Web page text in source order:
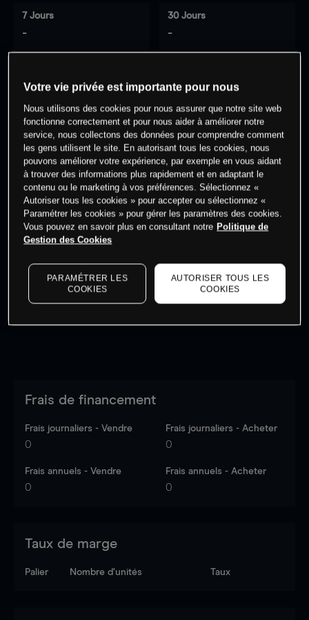
7 Jours
-
30 Jours
-
0% des clients ont une position à
cet actif
Commencez à trader
Les prix sont indicatifs.
dernières données du marché.Log into see latest
market data
Frais de financement
Frais journaliers - Vendre
0
Frais journaliers - Acheter
0
Frais annuels - Vendre
0
Frais annuels - Acheter
0
Taux de marge
Palier Nombre d’unités Taux
Votre vie privée est importante pour nous
Nous utilisons des cookies pour nous assurer que notre site web
fonctionne correctement et pour nous aider à améliorer notre
service, nous collectons des données pour comprendre comment
les gens utilisent le site. En autorisant tous les cookies, nous
pouvons améliorer votre expérience, par exemple en vous aidant
à trouver des informations plus rapidement et en adaptant le
contenu ou le marketing à vos préférences. Sélectionnez «
Autoriser tous les cookies » pour accepter ou sélectionnez «
Paramétrer les cookies » pour gérer les paramètres des cookies.
Vous pouvez en savoir plus en consultant notre Politique de
Gestion des Cookies
PARAMÉTRER LES
COOKIES
AUTORISER TOUS LES
COOKIES